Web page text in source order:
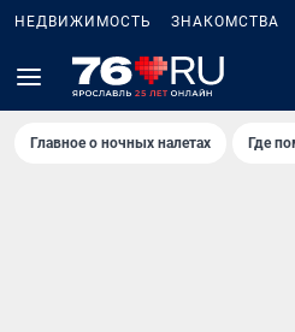
НЕДВИЖИМОСТЬ ЗНАКОМСТВА
Главное о ночных налетах Где